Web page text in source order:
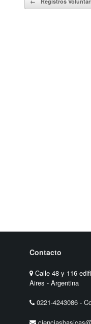
Contacto
Calle 48 y 116
Aires - Argentina
0221-4243086 -